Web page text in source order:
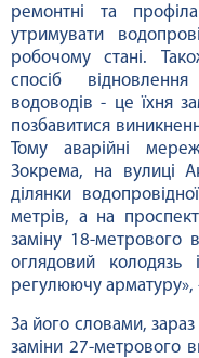
ремонтні та
утримувати
робочому стані.
спосіб
водоводів - це їхня
позбавитися
Тому аварійні
Зокрема, на вулиці
ділянки
метрів, а на
заміну 18-метрового
оглядовий колодязь
регулюючу арматуру»,
За його словами,
заміни 27-метрового